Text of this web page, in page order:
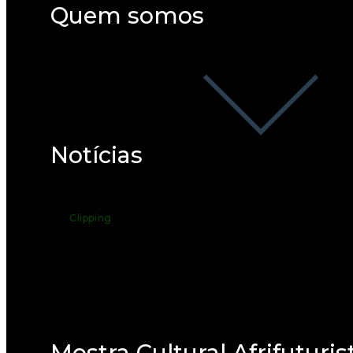
Quem somos
Notícias
Clipping